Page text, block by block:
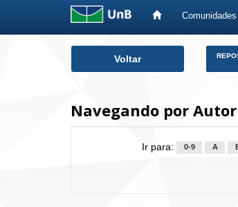
Voltar
Navegando por Autor
Ir para: 0-9 A